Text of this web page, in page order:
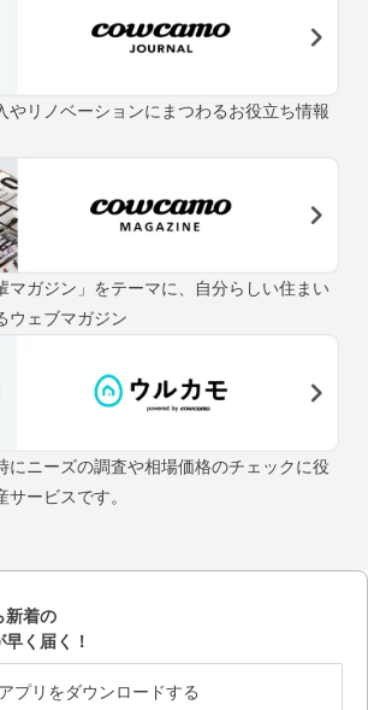
やリノベーションにまつわるお役立ち情報
マガジン」をテーマに、自分らしい住まい
ウェブマガジン
にニーズの調査や相場価格のチェックに役
ービスです。
新着の
く届く！
アプリをダウンロードする